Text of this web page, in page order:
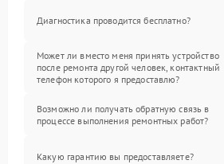
Диагностика проводится бесплатно?
Может ли вместо меня принять устройство
после ремонта другой человек, контактный
телефон которого я предоставлю?
Возможно ли получать обратную связь в
процессе выполнения ремонтных работ?
Какую гарантию вы предоставляете?